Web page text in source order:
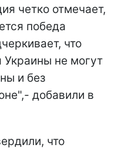
четко отмечает,
победа
что
не могут
и без
добавили в
что